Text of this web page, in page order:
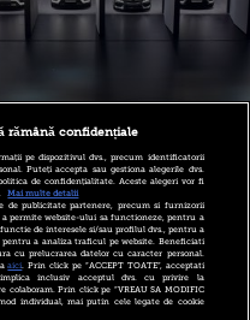
rămână confidențiale
pe dispozitivul dvs., precum identificatorii
Puteți accepta sau gestiona alegerile dvs.
de confidențialitate. Aceste alegeri vor fi
Mai multe detalii
de publicitate partenere, precum si furnizorii
permite website-ului sa functioneze, pentru a
de interesele si/sau profilul dvs., pentru a
a analiza traficul pe website. Beneficiati
cu prelucrarea datelor cu caracter personal.
aici. Prin click pe “ACCEPT TOATE”, acceptati
inclusiv acceptul dvs. cu privire la
Prin click pe “VREAU SA MODIFIC
individual, mai putin cele legate de cookie